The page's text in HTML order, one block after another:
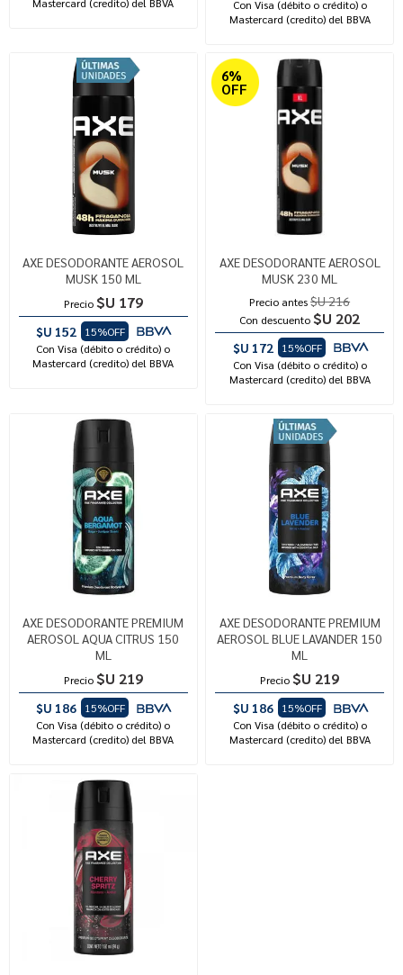
Con Visa (débito o crédito) o
Mastercard (credito) del BBVA
AXE DESODORANTE AEROSOL
MUSK 150 ML
Precio $U 179
$U 152
15%OFF
Con Visa (débito o crédito) o
Mastercard (credito) del BBVA
6%
OFF
AXE DESODORANTE AEROSOL
MUSK 230 ML
Precio antes$U 216
Con descuento $U 202
$U 172
15%OFF
Con Visa (débito o crédito) o
Mastercard (credito) del BBVA
AXE DESODORANTE PREMIUM
AEROSOL AQUA CITRUS 150
ML
Precio $U 219
$U 186
15%OFF
Con Visa (débito o crédito) o
Mastercard (credito) del BBVA
AXE DESODORANTE PREMIUM
AEROSOL BLUE LAVANDER 150
ML
Precio $U 219
$U 186
15%OFF
Con Visa (débito o crédito) o
Mastercard (credito) del BBVA